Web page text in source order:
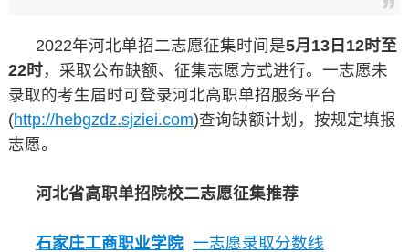
2022年河北单招二志愿征集时间是5月13日12时至
22时，采取公布缺额、征集志愿方式进行。一志愿未
录取的考生届时可登录河北高职单招服务平台
(http://hebgzdz.sjziei.com)查询缺额计划，按规定填报
志愿。
河北省高职单招院校二志愿征集推荐
石家庄工商职业学院 一志愿录取分数线